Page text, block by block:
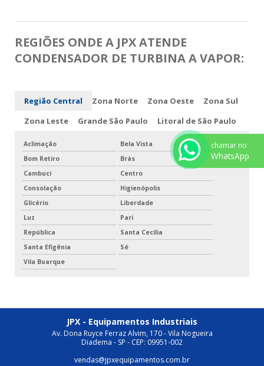
REGIÕES ONDE A JPX ATENDE
CONDENSADOR DE TURBINA A VAPOR:
Região Central Zona Norte Zona Oeste
Zona Sul
Zona Leste
Grande São Paulo Litoral de São Paulo
Aclimação
Bela Vista
Bom Retiro
Brás
Cambuci
Centro
Consolação
Higienópolis
Glicério
Liberdade
Luz
Pari
República
Santa Cecília
Santa Efigênia
Sé
Vila Buarque
JPX - Equipamentos Industriais
Av. Dona Ruyce Ferraz Alvim, 170 - Vila Nogueira
Diadema - SP - CEP: 09951-002
vendas@jpxequipamentos.com.br
chamar no
WhatsApp